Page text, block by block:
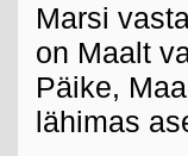
Marsi
on Maalt
Päike,
lähimas